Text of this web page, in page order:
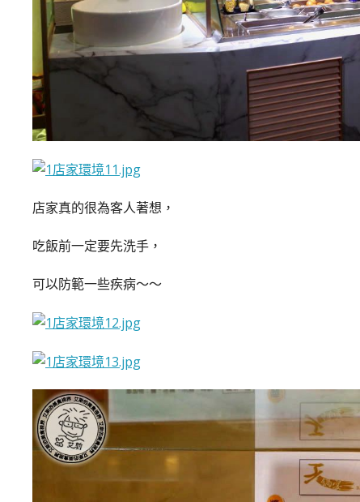
店家真的很為客人著想，
吃飯前一定要先洗手，
可以防範一些疾病～～